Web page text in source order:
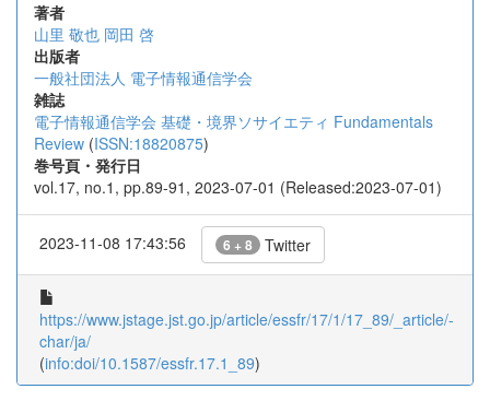
著者
山里 敬也 岡田 啓
出版者
一般社団法人 電子情報通信学会
雑誌
電子情報通信学会 基礎・境界ソサイエティ Fundamentals
Review (ISSN:18820875)
巻号頁・発行日
vol.17, no.1, pp.89-91, 2023-07-01 (Released:2023-07-01)
2023-11-08 17:43:56 6 + 8 Twitter
https://www.jstage.jst.go.jp/article/essfr/17/1/17_89/_article/-
char/ja/
(info:doi/10.1587/essfr.17.1_89)